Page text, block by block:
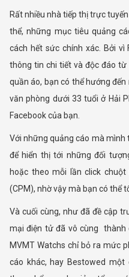
Rất nhiều nhà tiếp thị trực
thể, những mục tiêu quảng
cách hết sức chính xác. Bởi
thông tin chi tiết và độc đáo từ
quần áo, bạn có thể hướng
văn phòng dưới 33 tuổi ở Hải
Facebook của bạn.
Với những quảng cáo mà mình
để hiển thị tới những đối
hoặc theo mỗi lần click
(CPM), nhờ vậy mà bạn có thể
Và cuối cùng, như đã đề cập
mại điện tử đã vô cùng thành
MVMT Watchs chỉ bỏ ra mức
cáo khác, hay Bestowed